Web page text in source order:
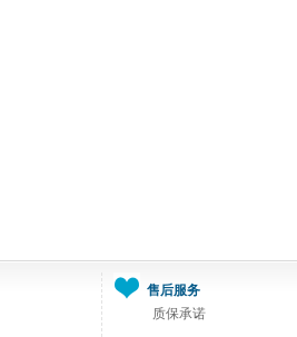
售后服务
质保承诺